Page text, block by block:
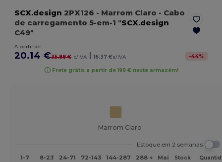
SCX.design 2PX126 - Marrom Claro - Cabo
de carregamento 5-em-1 "SCX.design
C49"
A partir de
20.14 €35.88 € c/IVA | 16.37 €s/IVA -44%
Frete grátis a partir de 199 € neste armazém!
Marrom Claro
Estoque em 2 semanas
1-7
8-23 24-71 72-143 144-287 288 + Mais Stock